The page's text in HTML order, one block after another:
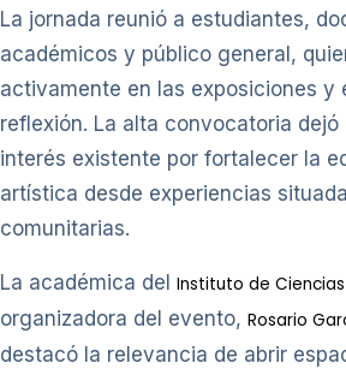
La jornada reunió a estudiantes,
académicos y público general,
activamente en las exposiciones y
reflexión. La alta convocatoria dejó
interés existente por fortalecer la
artística desde experiencias
comunitarias.
La académica del Instituto de
organizadora del evento, Rosario
destacó la relevancia de abrir